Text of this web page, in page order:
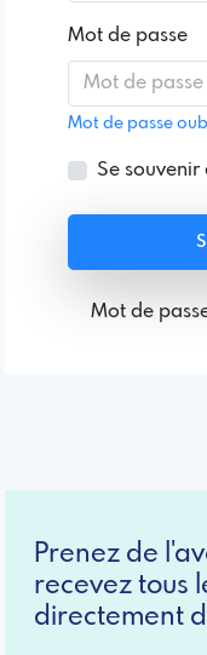
Mot de passe
Mot de passe
Se souvenir
Mot de
Prenez de
recevez tous
directement